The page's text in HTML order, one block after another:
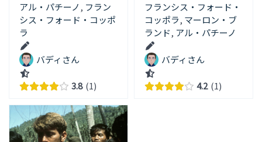
アル・パチーノ , フラン
シス・フォード・コッポ
ラ
バディさん
3.8 1
フランシス・フォード・
コッポラ, マーロン・ブ
ランド, アル・パチーノ
バディさん
4.2 1